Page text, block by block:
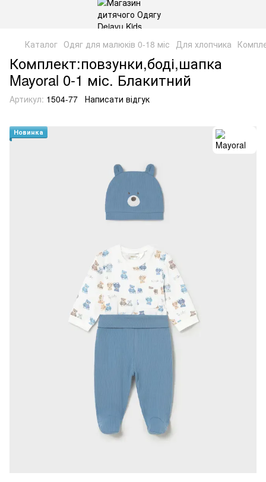
Каталог Одяг для малюків 0-18 міс Для хлопчика
Комплект:повзунки,боді,шапка
Mayoral 0-1 міс. Блакитний
Артикул: 1504-77 Написати відгук
Новинка